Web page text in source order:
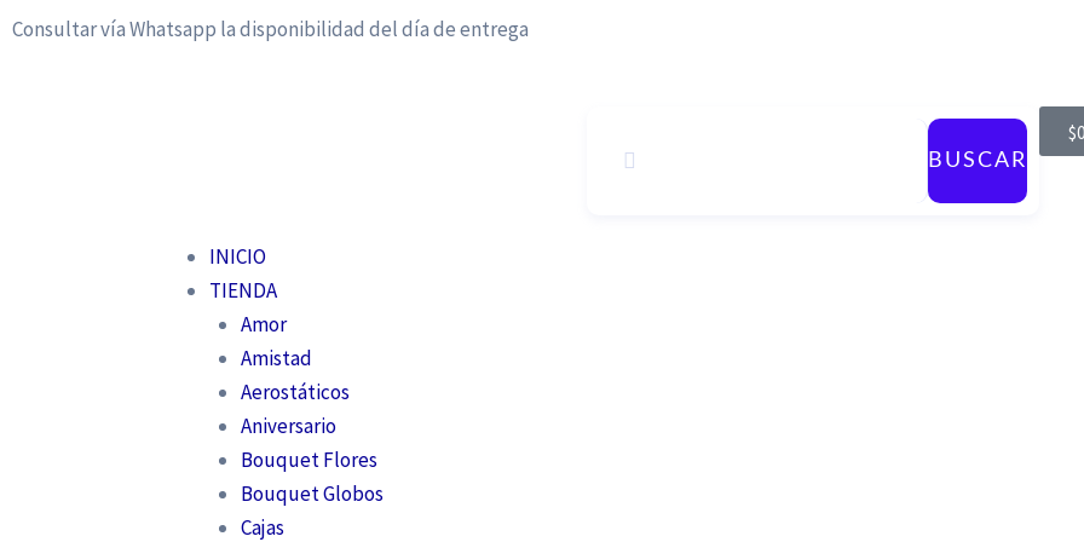
Consultar vía Whatsapp la disponibilidad del día de entrega
BUSCAR
$
INICIO
TIENDA
Amor
Amistad
Aerostáticos
Aniversario
Bouquet Flores
Bouquet Globos
Cajas